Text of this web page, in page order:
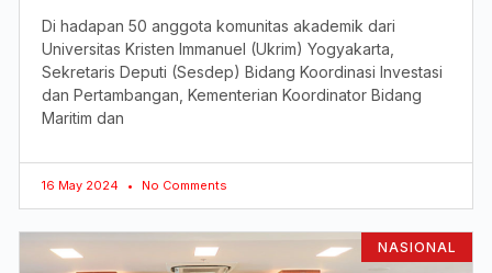
Di hadapan 50 anggota komunitas akademik dari
Universitas Kristen Immanuel (Ukrim) Yogyakarta,
Sekretaris Deputi (Sesdep) Bidang Koordinasi Investasi
dan Pertambangan, Kementerian Koordinator Bidang
Maritim dan
16 May 2024 No Comments
NASIONAL